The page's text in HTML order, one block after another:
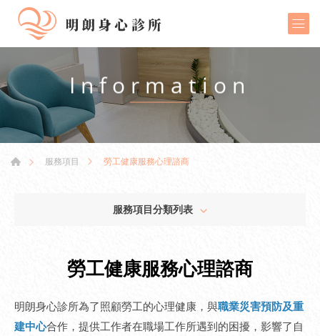
Information
服務項目 勞工健康服務心理諮商
服務項目分類列表
勞工健康服務心理諮商
明朗身心診所為了照顧勞工的心理健康，與職業災害預防及重
建中心合作，提供工作者在職場工作所遇到的困擾，影響了自